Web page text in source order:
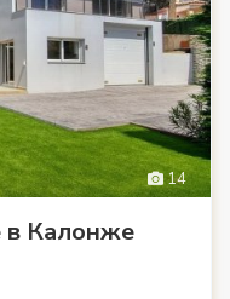
14
в Калонже